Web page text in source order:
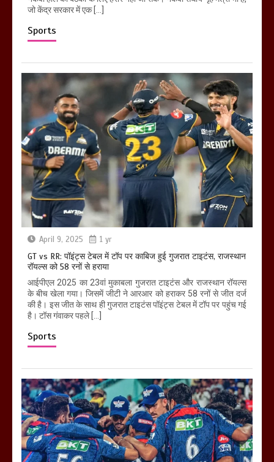
जो केंद्र सरकार में एक […]
Sports
April 9, 2025 1 yr
GT vs RR: पॉइंट्स टेबल में टॉप पर काबिज हुई गुजरात टाइटंस, राजस्थान
रॉयल्स को 58 रनों से हराया
आईपीएल 2025 का 23वां मुकाबला गुजरात टाइटंस और राजस्थान रॉयल्स
के बीच खेला गया। जिसमें जीटी ने आरआर को हराकर 58 रनों से जीत दर्ज
की है। इस जीत के साथ ही गुजरात टाइटंस पॉइंट्स टेबल में टॉप पर पहुंच गई
है। टॉस गंवाकर पहले […]
Sports